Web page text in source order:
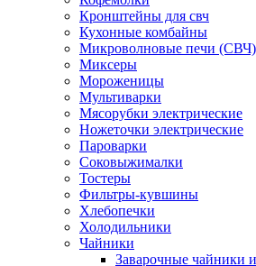
Кронштейны для свч
Кухонные комбайны
Микроволновые печи (СВЧ)
Миксеры
Мороженицы
Мультиварки
Мясорубки электрические
Ножеточки электрические
Пароварки
Соковыжималки
Тостеры
Фильтры-кувшины
Хлебопечки
Холодильники
Чайники
Заварочные чайники